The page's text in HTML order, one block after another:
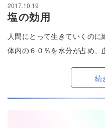
2017.10.19
塩の効用
人間にとって生きていくのに
体内の６０％を水分が占め、
続